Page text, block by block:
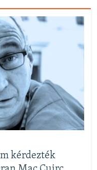
kérdezték